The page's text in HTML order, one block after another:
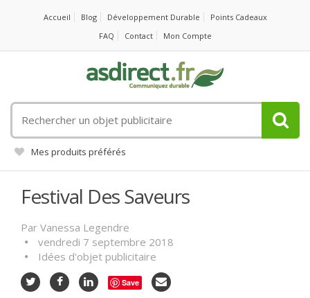
Accueil Blog Développement Durable
Points Cadeaux
FAQ
Contact Mon Compte
un
objet
publicitaire
Mes produits préférés
Festival Des Saveurs
Par Vanessa Legendre
vendredi 7 septembre 2018
Idées d'objet publicitaire
Save